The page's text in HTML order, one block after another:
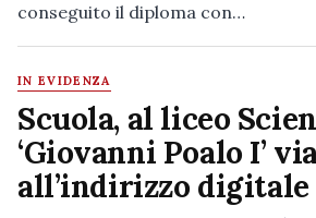
conseguito il diploma con…
IN EVIDENZA
Scuola, al liceo
‘Giovanni Poalo I’
all’indirizzo digitale